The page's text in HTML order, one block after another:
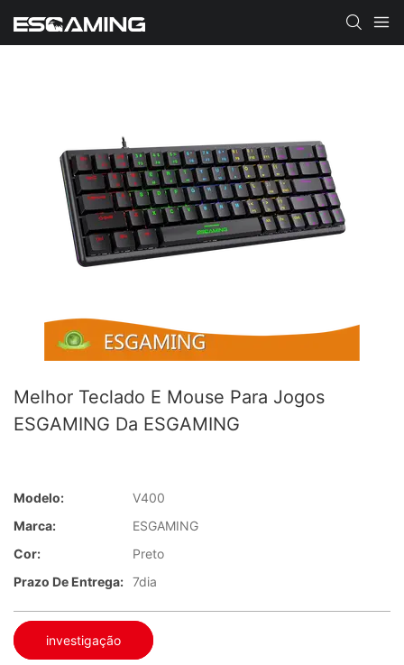
Melhor Teclado E Mouse Para Jogos
ESGAMING Da ESGAMING
Modelo:
V400
Marca:
ESGAMING
Cor:
Preto
Prazo De Entrega: 7dia
investigação